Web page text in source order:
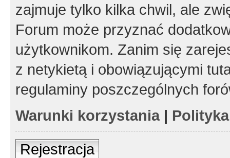
zajmuje tylko kilka chwil, ale
Forum może przyznać
użytkownikom. Zanim się
z netykietą i obowiązującymi
regulaminy poszczególnych
Warunki korzystania|
Rejestracja